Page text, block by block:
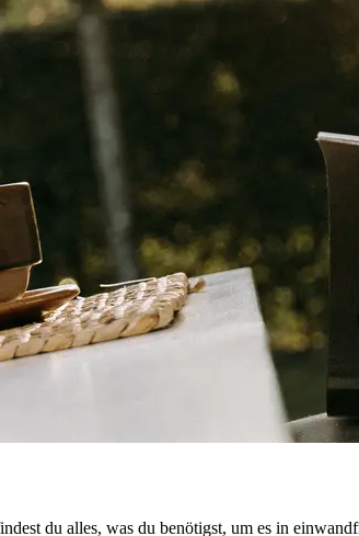
du alles, was du benötigst, um es in